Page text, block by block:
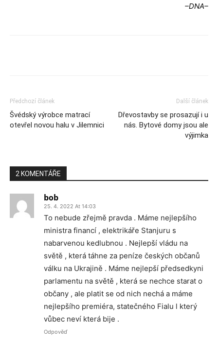
–DNA–
Předchozí článek
Švédský výrobce matrací
otevřel novou halu v Jilemnici
Další článek
Dřevostavby se prosazují i u
nás. Bytové domy jsou ale
výjimka
2 KOMENTÁŘE
bob
25. 4. 2022 At 14:03
To nebude zřejmě pravda . Máme nejlepšího
ministra financí , elektrikáře Stanjuru s
nabarvenou kedlubnou . Nejlepší vládu na
světě , která táhne za peníze českých občanů
válku na Ukrajině . Máme nejlepší předsedkyni
parlamentu na světě , která se nechce starat o
občany , ale platit se od nich nechá a máme
nejlepšího premiéra, statečného Fialu l který
vůbec neví která bije .
Odpověď